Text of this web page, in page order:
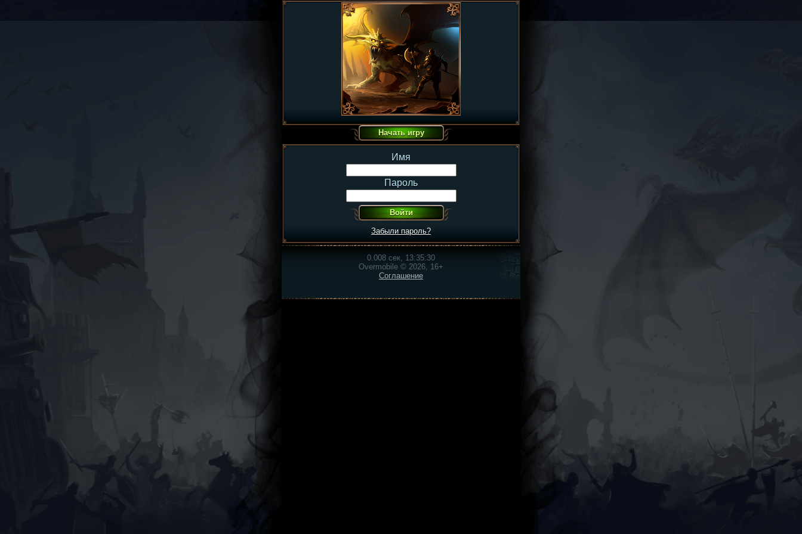
Имя
Пароль
Забыли пароль?
0.008 сек, 13:35:30
Overmobile © 2026, 16+
Соглашение